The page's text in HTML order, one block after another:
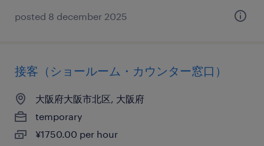
posted 8 december 2025
接客（ショールーム・カウンター窓口）
大阪府大阪市北区, 大阪府
temporary
¥1750.00 per hour